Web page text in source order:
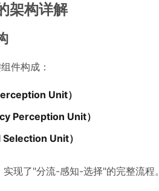
架构详解
件构成：
Unit）
Perception Unit）
Unit）
现了"分流-感知-选择"的完整流程。